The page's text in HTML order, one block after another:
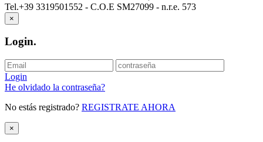
Tel.+39 3319501552 - C.O.E SM27099 - n.r.e. 573
×
Login.
Login
He olvidado la contraseña?
No estás registrado? REGISTRATE AHORA
×